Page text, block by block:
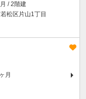
/ 2階建
松区片山1丁目
月